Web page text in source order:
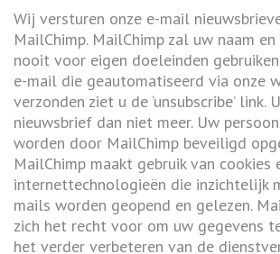
Wij versturen onze e-mail
MailChimp. MailChimp zal uw naam
nooit voor eigen doeleinden
e-mail die geautomatiseerd via onze
verzonden ziet u de ‘unsubscribe’ link.
nieuwsbrief dan niet meer. Uw
worden door MailChimp beveiligd
MailChimp maakt gebruik van cookies
internettechnologieën die inzichtelijk
mails worden geopend en gelezen.
zich het recht voor om uw gegevens
het verder verbeteren van de